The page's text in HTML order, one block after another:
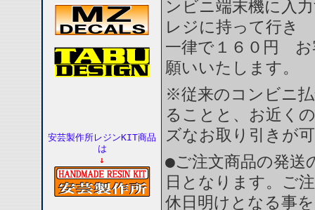
安芸製作所レジンKIT商品
は
↓
ンビニ端末機に入
レジに持って行き
一律で１６０円 お
願いいたします。
※従来のコンビニ
ることと、お近く
ズなお取り引きが
●ご注文商品の発送
日となります。ご
休日明けとなる事